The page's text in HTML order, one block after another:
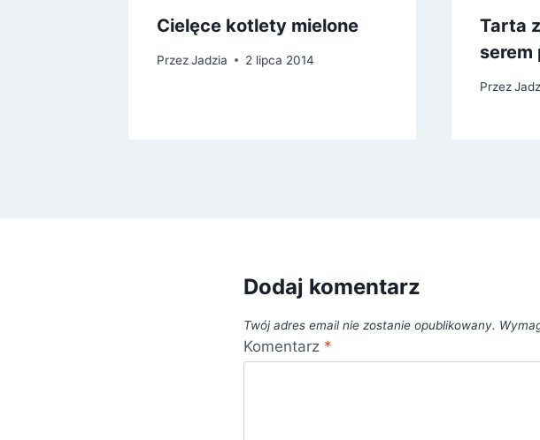
Cielęce kotlety mielone
PrzezJadzia 2 lipca 2014
Tarta
serem
Przez
Dodaj komentarz
Twój adres email nie zostanie opublikowany.
Komentarz *